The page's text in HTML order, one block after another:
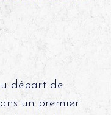
départ de
un premier